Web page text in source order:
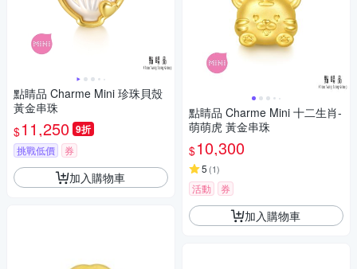
點睛品 Charme Mini 珍珠貝殼
黃金串珠
$11,250 9折
挑戰低價 券
加入購物車
點睛品 Charme Mini 十二生肖-
萌萌虎 黃金串珠
$10,300
5 (1)
活動 券
加入購物車